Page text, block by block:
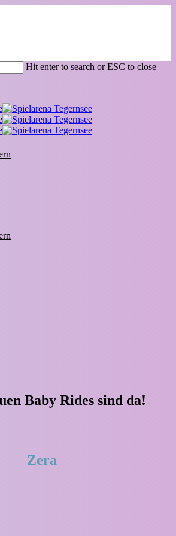
Hit enter to search or ESC to close
rn
Baby Rides sind da!
Zera